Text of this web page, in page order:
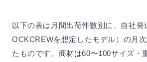
以下の表は月間出荷件数別に、自社
OCKCREWを想定したモデル）の月
たものです。商材は60〜100サイズ・